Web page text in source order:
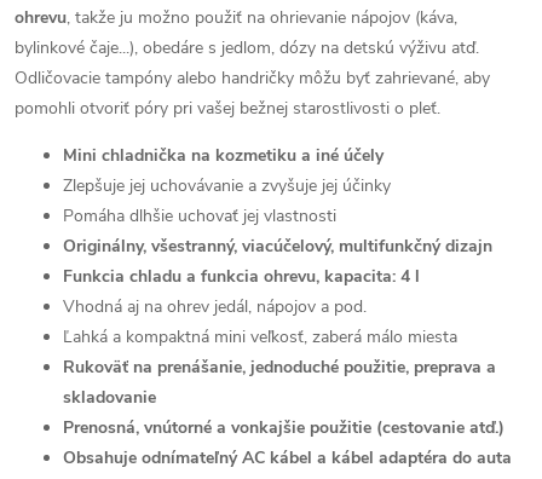
ohrevu, takže ju možno použiť na ohrievanie nápojov (káva,
bylinkové čaje...), obedáre s jedlom, dózy na detskú výživu atď.
Odličovacie tampóny alebo handričky môžu byť zahrievané, aby
pomohli otvoriť póry pri vašej bežnej starostlivosti o pleť.
Mini chladnička na kozmetiku a iné účely
Zlepšuje jej uchovávanie a zvyšuje jej účinky
Pomáha dlhšie uchovať jej vlastnosti
Originálny, všestranný, viacúčelový, multifunkčný dizajn
Funkcia chladu a funkcia ohrevu, kapacita: 4 l
Vhodná aj na ohrev jedál, nápojov a pod.
Ľahká a kompaktná mini veľkosť, zaberá málo miesta
Rukoväť na prenášanie, jednoduché použitie, preprava a
skladovanie
Prenosná, vnútorné a vonkajšie použitie (cestovanie atď.)
Obsahuje odnímateľný AC kábel a kábel adaptéra do auta